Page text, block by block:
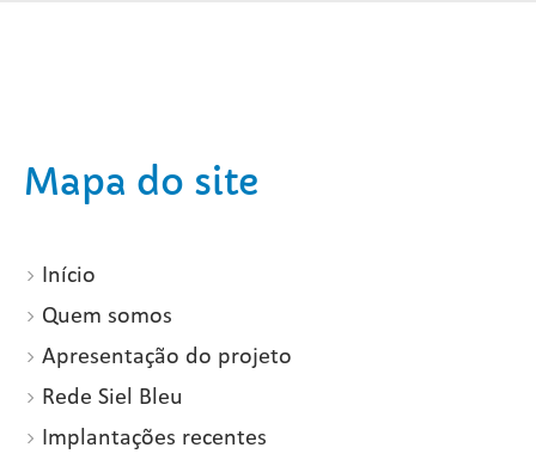
Mapa do site
Início
Quem somos
Apresentação do projeto
Rede Siel Bleu
Implantações recentes